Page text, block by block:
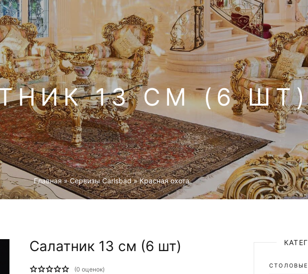
13 СМ (6
Главная »Cервизы Carlsbad »Красная охота
Салатник 13 см (6 шт)
(0 оценок)